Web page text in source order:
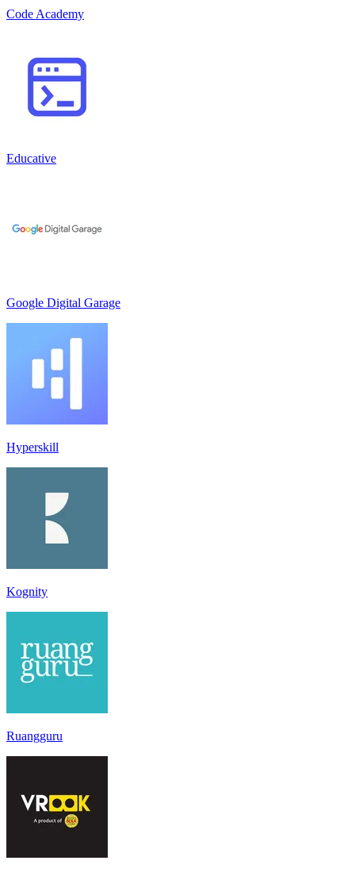
Code Academy
Educative
Google Digital Garage
Hyperskill
Kognity
Ruangguru